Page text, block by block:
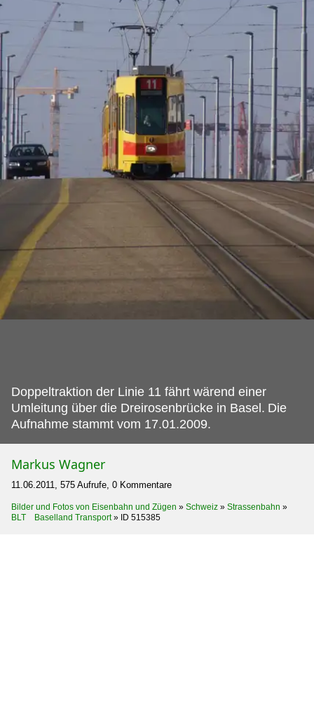
Doppeltraktion der Linie 11 fährt wärend einer
Umleitung über die Dreirosenbrücke in Basel. Die
Aufnahme stammt vom 17.01.2009.
Markus Wagner
11.06.2011, 575 Aufrufe, 0 Kommentare
Bilder und Fotos von Eisenbahn und Zügen » Schweiz » Strassenbahn »
BLT Baselland Transport» ID 515385